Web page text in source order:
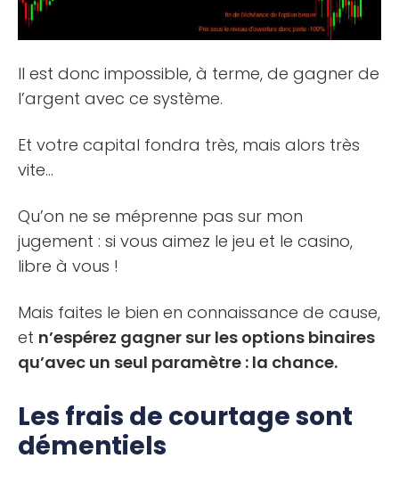
Il est donc impossible, à terme, de gagner de
l’argent avec ce système.
Et votre capital fondra très, mais alors très
vite…
Qu’on ne se méprenne pas sur mon
jugement : si vous aimez le jeu et le casino,
libre à vous !
Mais faites le bien en connaissance de cause,
et n’espérez gagner sur les options binaires
qu’avec un seul paramètre : la chance.
Les frais de courtage sont
démentiels